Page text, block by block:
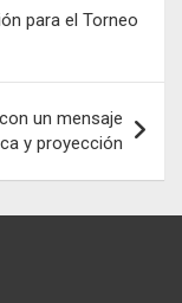
para el Torneo
un mensaje
y proyección